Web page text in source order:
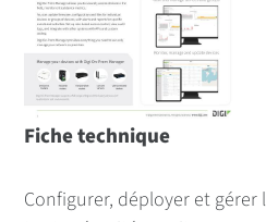
Configurer, déployer et gérer
Fiche technique